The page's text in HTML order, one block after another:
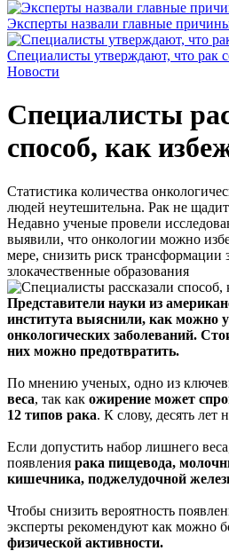
Эксперты назвали главные
Специалисты утверждают, что рак
Новости
Специалисты
способ, как
Статистика количества
людей неутешительна. Рак не
Недавно ученые провели
выявили, что онкологии можно
мере, снизить риск трансформации
злокачественные образования
Представители науки из
института выяснили, как можно
онкологических заболеваний.
них можно предотвратить.
По мнению ученых, одно из
веса, так как ожирение может
12 типов рака. К слову, десять лет
Если допустить набор лишнего
появления рака пищевода,
кишечника, поджелудочной
Чтобы снизить вероятность
эксперты рекомендуют как можно
физической активности.